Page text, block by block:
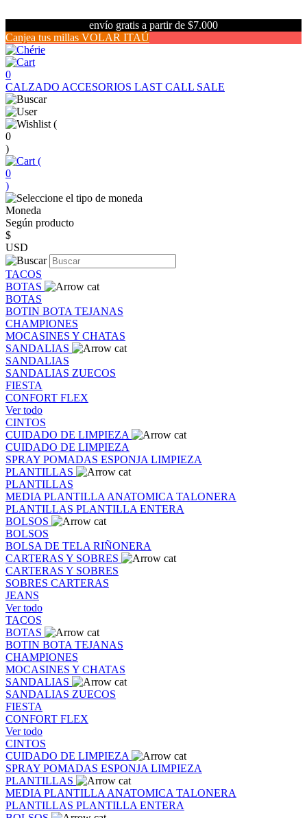
envío gratis a partir de $7.000
Canjea tus millas VOLAR ITAÚ
0
CALZADO ACCESORIOS LAST CALL SALE
(
0
)
(
0
)
Moneda
Según producto
$
USD
TACOS
BOTAS
BOTAS
BOTIN BOTA TEJANAS
CHAMPIONES
MOCASINES Y CHATAS
SANDALIAS
SANDALIAS
SANDALIAS ZUECOS
FIESTA
CONFORT FLEX
Ver todo
CINTOS
CUIDADO DE LIMPIEZA
CUIDADO DE LIMPIEZA
SPRAY POMADAS ESPONJA LIMPIEZA
PLANTILLAS
PLANTILLAS
MEDIA PLANTILLA ANATOMICA TALONERA
PLANTILLAS PLANTILLA ENTERA
BOLSOS
BOLSOS
BOLSA DE TELA RIÑONERA
CARTERAS Y SOBRES
CARTERAS Y SOBRES
SOBRES CARTERAS
JEANS
Ver todo
TACOS
BOTAS
BOTIN BOTA TEJANAS
CHAMPIONES
MOCASINES Y CHATAS
SANDALIAS
SANDALIAS ZUECOS
FIESTA
CONFORT FLEX
Ver todo
CINTOS
CUIDADO DE LIMPIEZA
SPRAY POMADAS ESPONJA LIMPIEZA
PLANTILLAS
MEDIA PLANTILLA ANATOMICA TALONERA
PLANTILLAS PLANTILLA ENTERA